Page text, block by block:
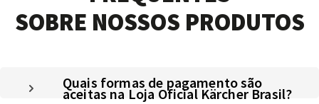
SOBRE NOSSOS PRODUTOS
Quais formas de pagamento são
aceitas na Loja Oficial Kärcher Brasil?